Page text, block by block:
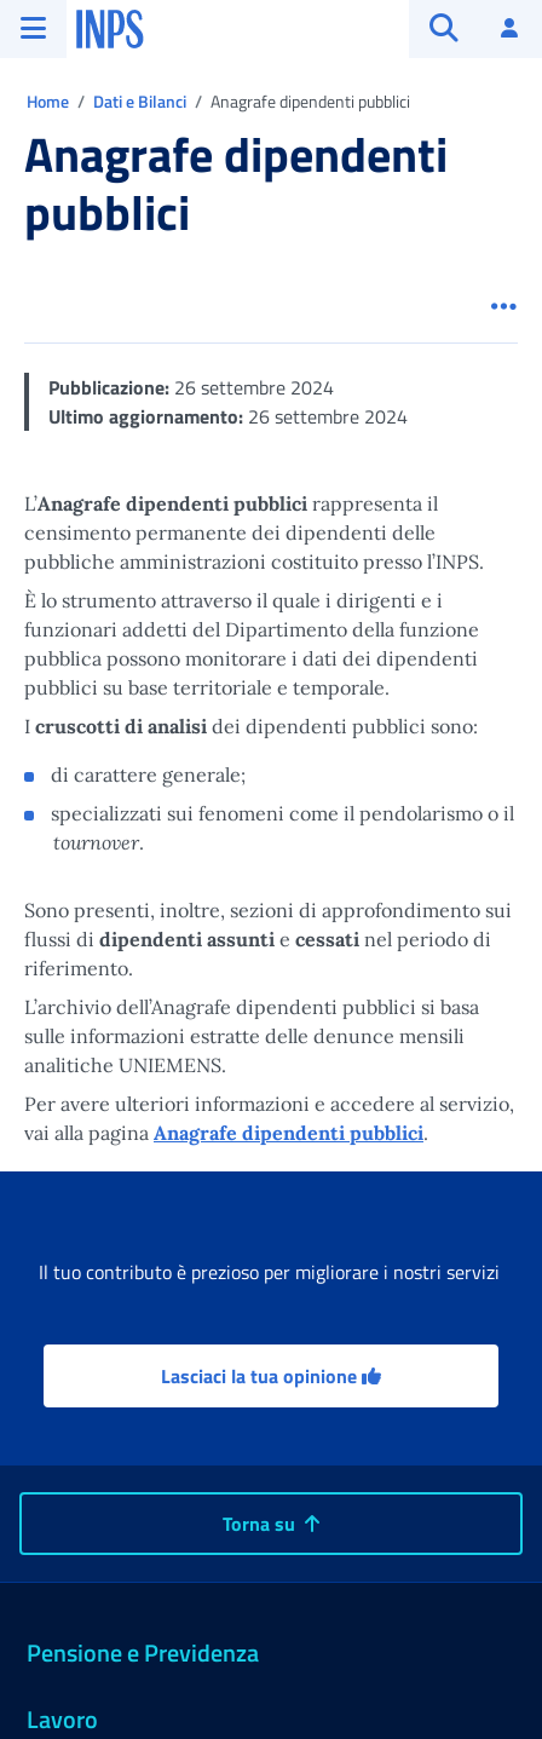
Vai al menu principale
Vai al contenuto principale
Vai al pie' di pagina
INPS ()
Home Dati e Bilanci Anagrafe dipendenti pubblici
Anagrafe dipendenti
pubblici
Pubblicazione: 26 settembre 2024
Ultimo aggiornamento: 26 settembre 2024
L’Anagrafe dipendenti pubblici rappresenta il
censimento permanente dei dipendenti delle
pubbliche amministrazioni costituito presso l’INPS.
È lo strumento attraverso il quale i dirigenti e i
funzionari addetti del Dipartimento della funzione
pubblica possono monitorare i dati dei dipendenti
pubblici su base territoriale e temporale.
I cruscotti di analisi dei dipendenti pubblici sono:
di carattere generale;
specializzati sui fenomeni come il pendolarismo o il
tournover.
Sono presenti, inoltre, sezioni di approfondimento sui
flussi di dipendenti assunti e cessati nel periodo di
riferimento.
L’archivio dell’Anagrafe dipendenti pubblici si basa
sulle informazioni estratte delle denunce mensili
analitiche UNIEMENS.
Per avere ulteriori informazioni e accedere al servizio,
vai alla pagina Anagrafe dipendenti pubblici.
Il tuo contributo è prezioso per migliorare i nostri servizi
Lasciaci la tua opinione
Torna su
Pensione e Previdenza
Lavoro